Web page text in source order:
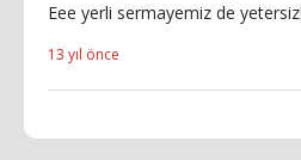
Eee yerli sermayemiz de
13 yıl önce